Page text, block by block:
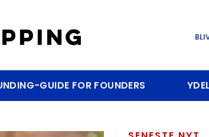
GUIDE FOR FOUNDERS